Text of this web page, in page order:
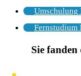
Umschulung
Fernstudium
Sie